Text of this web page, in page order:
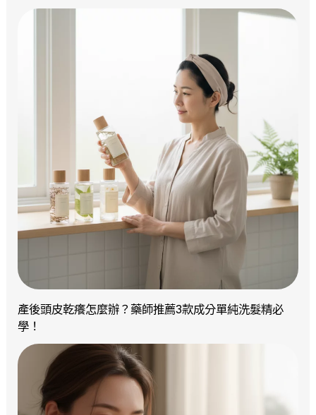
產後頭皮乾癢怎麼辦？藥師推薦3款成分單純洗髮精必
學！